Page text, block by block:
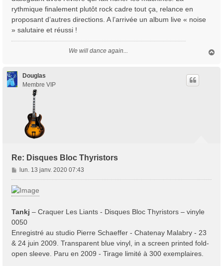
rythmique finalement plutôt rock cadre tout ça, relance en
proposant d’autres directions. A l’arrivée un album live « noise
» salutaire et réussi !
We will dance again...
Douglas
Membre VIP
Re: Disques Bloc Thyristors
M
e
s
s
g
e
lun. 13 janv. 2020 07:43
Tankj ‎– Craquer Les Liants - Disques Bloc Thyristors ‎– vinyle
0050
Enregistré au studio Pierre Schaeffer - Chatenay Malabry - 23
& 24 juin 2009. Transparent blue vinyl, in a screen printed fold-
open sleeve. Paru en 2009 - Tirage limité à 300 exemplaires.